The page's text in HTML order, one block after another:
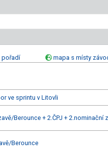
pořadí mapa s místy
ve sprintu v Litovli
Berounce + 2.ČPJ + 2.nominační
Berounce